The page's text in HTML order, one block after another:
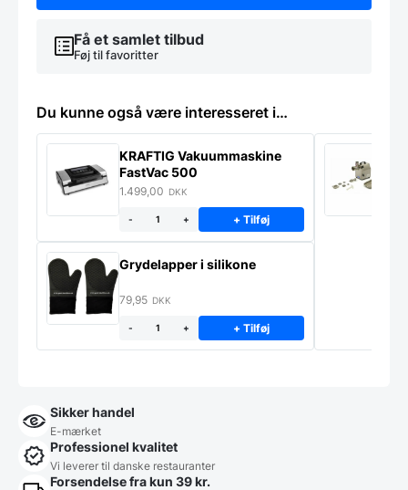
Få et samlet tilbud
Føj til favoritter
Du kunne også være interesseret i…
KRAFTIG Vakuummaskine
FastVac 500
1.499,00 DKK
- + + Tilføj
Grydelapper i silikone
79,95 DKK
- + + Tilføj
Sikker handel
E-mærket
Professionel kvalitet
Vi leverer til danske restauranter
Forsendelse fra kun 39 kr.